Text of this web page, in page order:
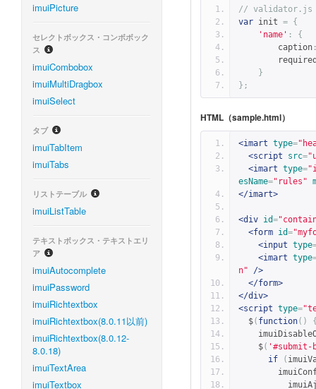
imuiPicture
セレクトボックス・コンボボック
ス
imuiCombobox
imuiMultiDragbox
imuiSelect
タブ
imuiTabItem
imuiTabs
リストテーブル
imuiListTable
テキストボックス・テキストエリ
ア
imuiAutocomplete
imuiPassword
imuiRichtextbox
imuiRichtextbox(8.0.11以前)
imuiRichtextbox(8.0.12-
8.0.18)
imuiTextArea
imuiTextbox
// validator.js
var init = {
'name' :
{
        caption
}
};
HTML（sample.html）
<imart type=
<script
src=
<imart type=
esName="rules"
</imart>
<div id=
<form id=
<input type
<imart type
n"
/>
</form>
</div>
<script type=
  $
( function()
    $
(
if
(